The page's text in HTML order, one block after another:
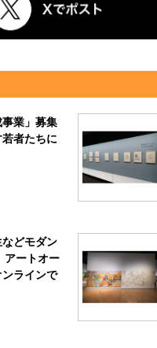
事業」募集
者たちに
どモダン
ートオー
ラインで